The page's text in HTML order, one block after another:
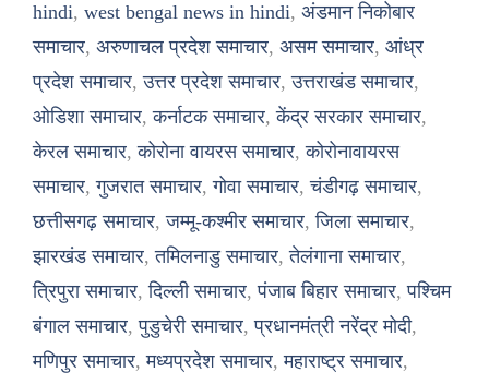
hindi, west bengal news in hindi, अंडमान निकोबार
समाचार, अरुणाचल प्रदेश समाचार, असम समाचार, आंध्र
प्रदेश समाचार,उत्तर प्रदेश समाचार,उत्तराखंड समाचार,
ओडिशा समाचार,कर्नाटक समाचार,केंद्र सरकार समाचार,
केरल समाचार,कोरोना वायरस समाचार,कोरोनावायरस
समाचार,गुजरात समाचार,गोवा समाचार,चंडीगढ़ समाचार,
छत्तीसगढ़ समाचार,जम्मू-कश्मीर समाचार,जिला समाचार,
झारखंड समाचार,तमिलनाडु समाचार,तेलंगाना समाचार,
त्रिपुरा समाचार,दिल्ली समाचार,पंजाब बिहार समाचार,पश्चिम
बंगाल समाचार,पुडुचेरी समाचार,प्रधानमंत्री नरेंद्र मोदी,
मणिपुर समाचार,मध्यप्रदेश समाचार,महाराष्ट्र समाचार,